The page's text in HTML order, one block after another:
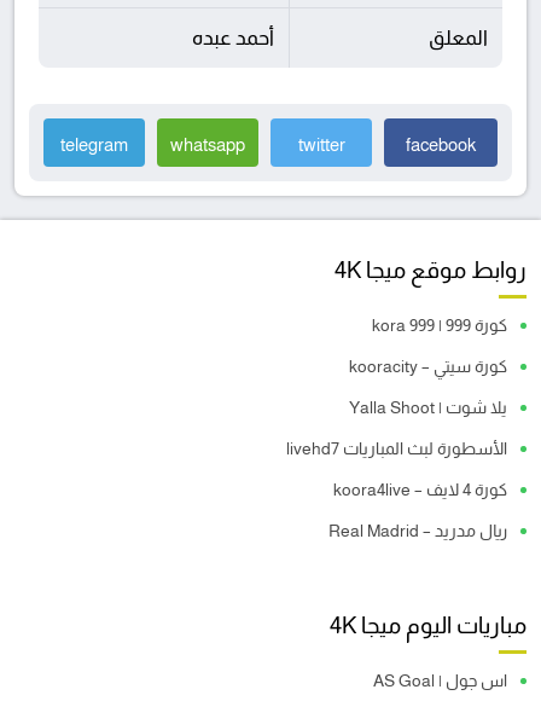
المعلق أحمد عبده
facebook
twitter
whatsapp
telegram
روابط موقع ميجا 4K
كورة 999 | kora 999
كورة سيتي – kooracity
يلا شوت | Yalla Shoot
الأسطورة لبث المباريات livehd7
كورة 4 لايف – koora4live
ريال مدريد – Real Madrid
مباريات اليوم ميجا 4K
اس جول | AS Goal